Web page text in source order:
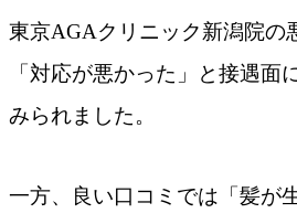
東京AGAクリニック新潟院の
「対応が悪かった」と接遇面
みられました。
一方、良い口コミでは「髪が